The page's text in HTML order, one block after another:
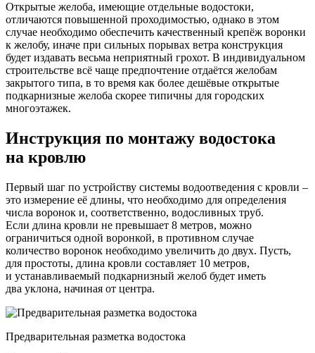
Открытые желоба, имеющие отдельные водостоки,
отличаются повышенной проходимостью, однако в этом
случае необходимо обеспечить качественный крепёж воронки
к желобу, иначе при сильных порывах ветра конструкция
будет издавать весьма неприятный грохот. В индивидуальном
строительстве всё чаще предпочтение отдаётся желобам
закрытого типа, в то время как более дешёвые открытые
подкарнизные желоба скорее типичны для городских
многоэтажек.
Инструкция по монтажу водостока
на кровлю
Первый шаг по устройству системы водоотведения с кровли –
это измерение её длины, что необходимо для определения
числа воронок и, соответственно, водосливных труб.
Если длина кровли не превышает 8 метров, можно
ограничиться одной воронкой, в противном случае
количество воронок необходимо увеличить до двух. Пусть,
для простоты, длина кровли составляет 10 метров,
и устанавливаемый подкарнизный желоб будет иметь
два уклона, начиная от центра.
Предварительная разметка водостока